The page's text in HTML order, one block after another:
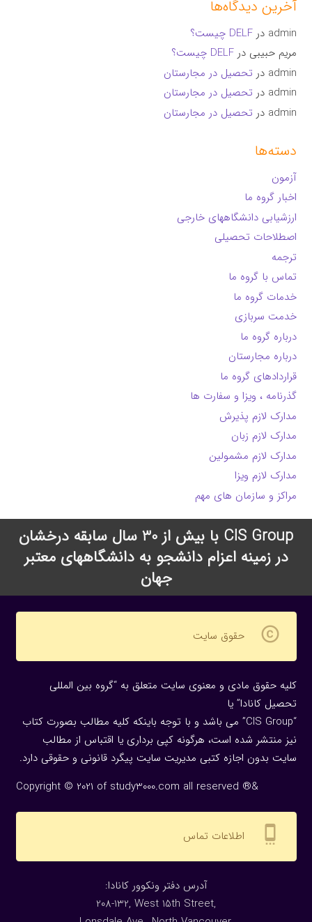
آخرین دیدگاه‌ها
admin درDELF چیست؟
مریم حبیبی درDELF چیست؟
admin در تحصیل در مجارستان
admin در تحصیل در مجارستان
admin در تحصیل در مجارستان
دسته‌ها
آزمون
اخبار گروه ما
ارزشیابی دانشگاههای خارجی
اصطلاحات تحصیلی
ترجمه
تماس با گروه ما
خدمات گروه ما
خدمت سربازی
درباره گروه ما
درباره مجارستان
قراردادهای گروه ما
گذرنامه ، ویزا و سفارت ها
مدارک لازم پذیرش
مدارک لازم زبان
مدارک لازم مشمولین
مدارک لازم ویزا
مراکز و سازمان های مهم
CIS Group با بیش از 30 سال سابقه درخشان
در زمینه اعزام دانشجو به دانشگاههای معتبر
جهان
copyright حقوق سایت
کلیه حقوق مادی و معنوی سایت متعلق به “گروه بین المللی
تحصیل کانادا” یا
“CIS Group” می باشد و با توجه باینکه کلیه مطالب بصورت کتاب
نیز منتشر شده است، هرگونه كپی برداری یا اقتباس از مطالب
سایت بدون اجازه كتبی مدیریت سایت پیگرد قانونی و حقوقی دارد.
Copyright © 2021 of study3000.com all reserved ®&
settings_cell اطلاعات تماس
:آدرس دفتر ونکوور کانادا
208-132, West 15th Street,